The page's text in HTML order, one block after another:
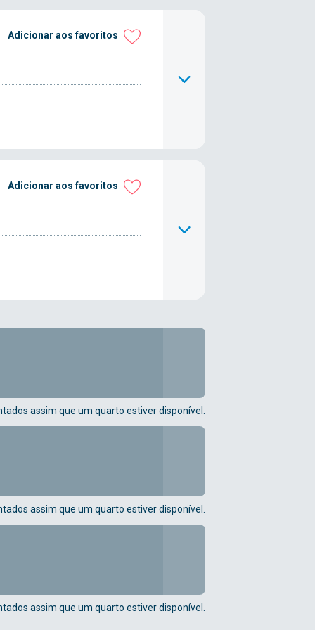
Adicionar aos favoritos
Adicionar aos favoritos
assim que um quarto estiver disponível.
assim que um quarto estiver disponível.
assim que um quarto estiver disponível.